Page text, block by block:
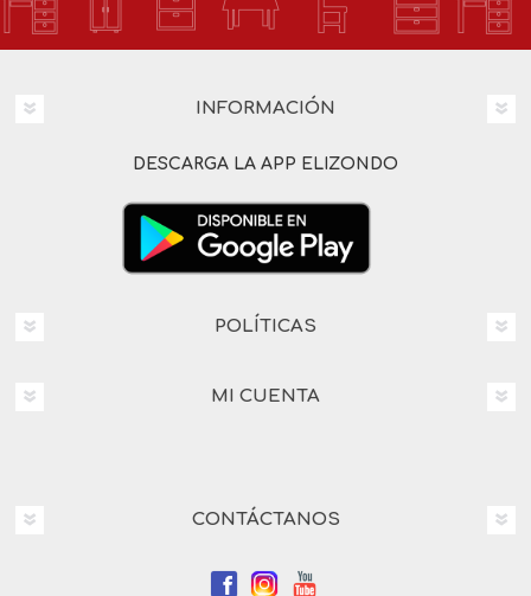
INFORMACIÓN
DESCARGA LA APP ELIZONDO
POLÍTICAS
MI CUENTA
CONTÁCTANOS